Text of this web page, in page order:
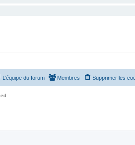
Supprimer les
Membres
L’équipe du forum